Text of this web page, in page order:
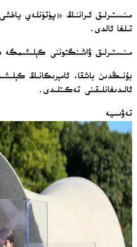
مىنىستىرلىق ئىراننىڭ «پۈتۈنلەي
تىلغا ئالدى.
مىنىستىرلىق ۋاشىنگتوننى كېلىشىمگە
بۇنىڭدىن باشقا، ئامېرىكانىڭ
ئالىدىغانلىقىنى تەكىتلىدى.
تەۋسىيە